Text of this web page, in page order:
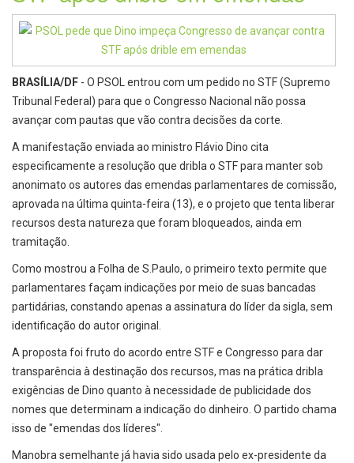
BRASÍLIA/DF - O PSOL entrou com um pedido no STF (Supremo
Tribunal Federal) para que o Congresso Nacional não possa
avançar com pautas que vão contra decisões da corte.
A manifestação enviada ao ministro Flávio Dino cita
especificamente a resolução que dribla o STF para manter sob
anonimato os autores das emendas parlamentares de comissão,
aprovada na última quinta-feira (13), e o projeto que tenta liberar
recursos desta natureza que foram bloqueados, ainda em
tramitação.
Como mostrou a Folha de S.Paulo, o primeiro texto permite que
parlamentares façam indicações por meio de suas bancadas
partidárias, constando apenas a assinatura do líder da sigla, sem
identificação do autor original.
A proposta foi fruto do acordo entre STF e Congresso para dar
transparência à destinação dos recursos, mas na prática dribla
exigências de Dino quanto à necessidade de publicidade dos
nomes que determinam a indicação do dinheiro. O partido chama
isso de "emendas dos líderes".
Manobra semelhante já havia sido usada pelo ex-presidente da